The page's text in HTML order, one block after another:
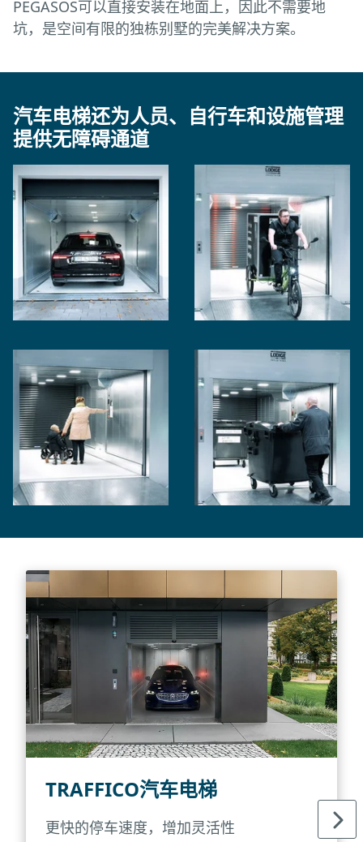
PEGASOS可以直接安装在地面上，因此不需要地
坑，是空间有限的独栋别墅的完美解决方案。
的停车位，给居民带来轻松和豪华的停车体验，而不
必节省生活空间。
PEGASOS汽车升降机特别适合在地下室使用，提供
多达20个停车位。这是因为基坑的深度较浅，而且没
有机房，使得这种汽车升降机易于规划，而且节省空
间。
公楼创造了更多的停车空间。快速方便的进入方式为
您和您的员工提供了舒适的停车体验。
PEGASOS由于基坑深度较浅，没有机房，所以很容
易规划，特别节省空间。它特别适合在地下室使用，
创造多达20个停车位。
人和员工创造更多、更方便的停车空间。不仅可以方
便快捷地将汽车运送到不同楼层，而且在我们的汽车
升降机的帮助下，还可以实现清洁车、待洗的衣物和
垃圾箱的水平运输。
由于没有机房和浅坑深度，我们的PEGASOS汽车升
降机易于规划，而且非常节省空间。
汽车电梯还为人员、自行车和设施管理
提供无障碍通道
TRAFFICO汽车电梯
更快的停车速度，增加灵活性